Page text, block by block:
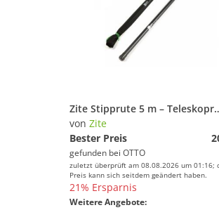
Zite Stipprute 5 m – Teleskoprute Stippe
von Zite
Bester Preis
gefunden bei OTTO
zuletzt überprüft am 08.08.2026 um 01:16;
Preis kann sich seitdem geändert haben.
21% Ersparnis
Weitere Angebote: